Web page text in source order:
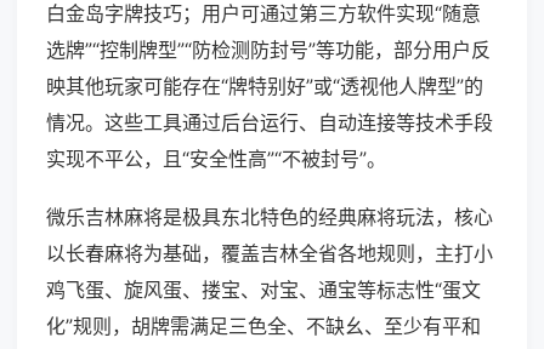
白金岛字牌技巧；用户可通过第三方软件实现“随意
选牌”“控制牌型”“防检测防封号”等功能，部分用户反
映其他玩家可能存在“牌特别好”或“透视他人牌型”的
情况。这些工具通过后台运行、自动连接等技术手段
实现不平公，且“安全性高”“不被封号”。
微乐吉林麻将是极具东北特色的经典麻将玩法，核心
以长春麻将为基础，覆盖吉林全省各地规则，主打小
鸡飞蛋、旋风蛋、搂宝、对宝、通宝等标志性“蛋文
化”规则，胡牌需满足三色全、不缺幺、至少有平和